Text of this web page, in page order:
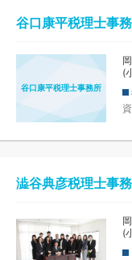
谷口康平税理士事
谷口康平税理士事務所
(
澁谷典彦税理士事
(